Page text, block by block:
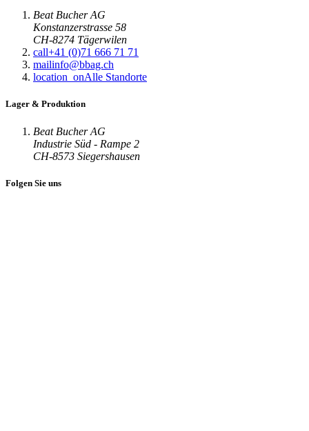
Beat Bucher AG
Konstanzerstrasse 58
CH-8274 Tägerwilen
call+41 (0)71 666 71 71
mailinfo@bbag.ch
location_onAlle Standorte
Lager & Produktion
Beat Bucher AG
Industrie Süd - Rampe 2
CH-8573 Siegershausen
Folgen Sie uns